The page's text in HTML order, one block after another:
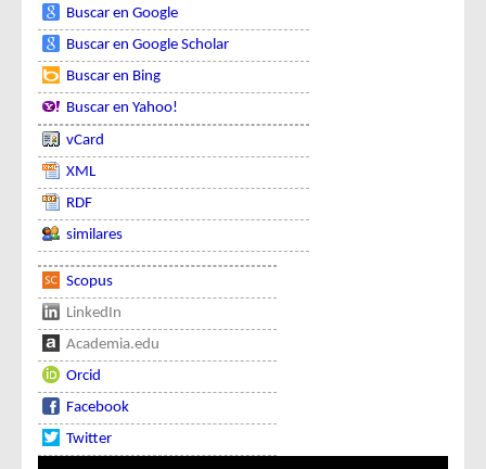
Buscar en Google
Buscar en Google Scholar
Buscar en Bing
Buscar en Yahoo!
vCard
XML
RDF
similares
Scopus
LinkedIn
Academia.edu
Orcid
Facebook
Twitter